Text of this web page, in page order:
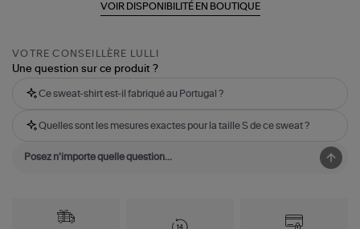
VOIR DISPONIBILITÉ EN BOUTIQUE
VOTRE CONSEILLÈRE LULLI
Une question sur ce produit ?
Ce sweat-shirt est-il fabriqué au Portugal ?
Quelles sont les mesures exactes pour la taille S de ce sweat ?